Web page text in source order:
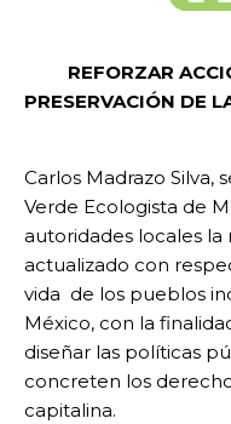
REFORZAR
PRESERVACIÓN DE
Carlos Madrazo Silva,
Verde Ecologista de
autoridades locales la
actualizado con
vida de los pueblos
México, con la
diseñar las políticas
concreten los
capitalina.